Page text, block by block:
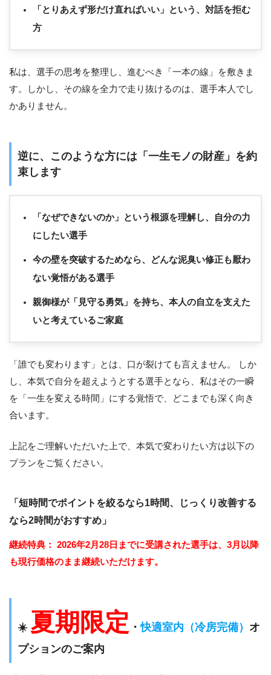
「とりあえず形だけ直ればいい」という、対話を拒む
方
私は、選手の思考を整理し、進むべき「一本の線」を敷きま
す。しかし、その線を全力で走り抜けるのは、選手本人でし
かありません。
逆に、このような方には「一生モノの財産」を約
束します
「なぜできないのか」という根源を理解し、自分の力
にしたい選手
今の壁を突破するためなら、どんな泥臭い修正も厭わ
ない覚悟がある選手
親御様が「見守る勇気」を持ち、本人の自立を支えた
いと考えているご家庭
「誰でも変わります」とは、口が裂けても言えません。 しか
し、本気で自分を超えようとする選手となら、私はその一瞬
を「一生を変える時間」にする覚悟で、どこまでも深く向き
合います。
上記をご理解いただいた上で、本気で変わりたい方は以下の
プランをご覧ください。
「短時間でポイントを絞るなら1時間、じっくり改善する
なら2時間がおすすめ」
継続特典：
2026年2月28日までに受講された選手は、3月以降
も現行価格のまま継続いただけます。
☀️ 夏期限定 ・快適室内（冷房完備） オ
プションのご案内